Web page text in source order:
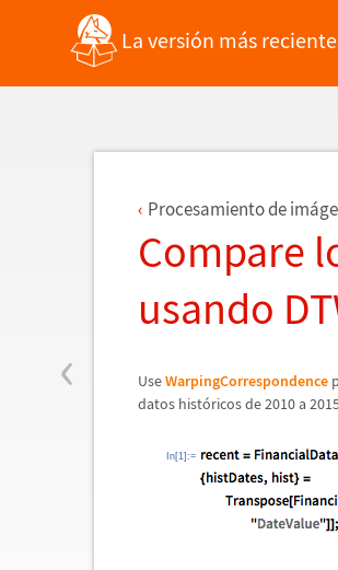
Regresar a Características más recientes
La versión más
‹
Procesamiento de imá
Compare
usando
UseWarpingCorrespondence
datos históricos de 2010 a
In[1]:=